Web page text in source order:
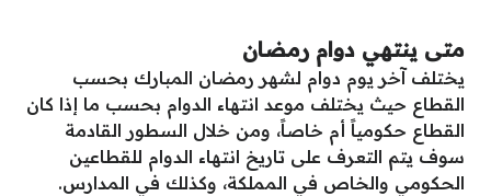
متى ينتهي دوام رمضان
يختلف آخر يوم دوام لشهر رمضان المبارك بحسب
القطاع حيث يختلف موعد انتهاء الدوام بحسب ما إذا كان
القطاع حكومياً أم خاصاً، ومن خلال السطور القادمة
سوف يتم التعرف على تاريخ انتهاء الدوام للقطاعين
الحكومي والخاص في المملكة، وكذلك في المدارس.